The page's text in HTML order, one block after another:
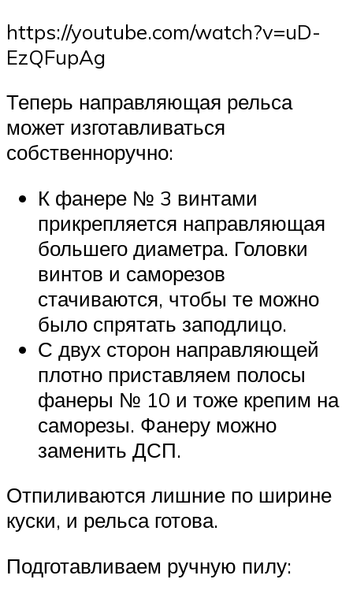
https://youtube.com/watch?v=uD-
EzQFupAg
Теперь направляющая рельса
может изготавливаться
собственноручно:
К фанере № 3 винтами
прикрепляется направляющая
большего диаметра. Головки
винтов и саморезов
стачиваются, чтобы те можно
было спрятать заподлицо.
С двух сторон направляющей
плотно приставляем полосы
фанеры № 10 и тоже крепим на
саморезы. Фанеру можно
заменить ДСП.
Отпиливаются лишние по ширине
куски, и рельса готова.
Подготавливаем ручную пилу: